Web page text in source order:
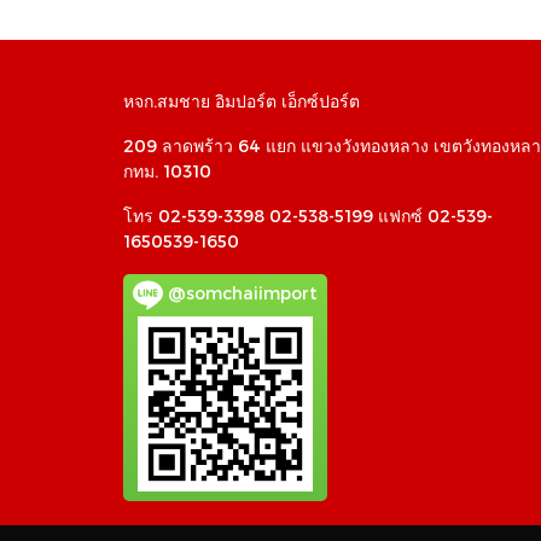
หจก.สมชาย อิมปอร์ต เอ็กซ์ปอร์ต
209 ลาดพร้าว 64 แยก แขวงวังทองหลาง เขตวังทองหล
กทม. 10310
โทร 02-539-3398 02-538-5199 แฟกซ์ 02-539-
1650539-1650
@somchaiimport